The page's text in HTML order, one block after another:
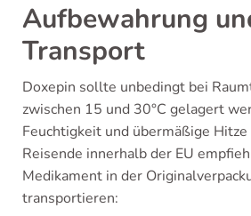
Aufbewahrung
Transport
Doxepin sollte unbedingt bei
zwischen 15 und 30°C gelagert
Feuchtigkeit und übermäßige
Reisende innerhalb der EU
Medikament in der
transportieren: